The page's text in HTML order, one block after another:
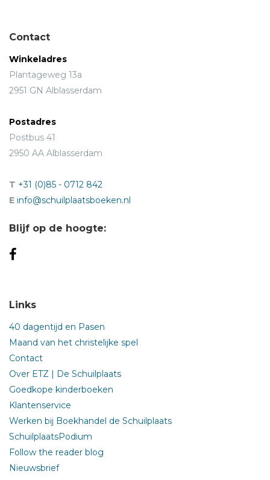
Contact
Winkeladres
Plantageweg 13a
2951 GN Alblasserdam
Postadres
Postbus 41
2950 AA Alblasserdam
T +31 (0)85 - 0712 842
E info@schuilplaatsboeken.nl
Blijf op de hoogte:
Links
40 dagentijd en Pasen
Maand van het christelijke spel
Contact
Over ETZ | De Schuilplaats
Goedkope kinderboeken
Klantenservice
Werken bij Boekhandel de Schuilplaats
SchuilplaatsPodium
Follow the reader blog
Nieuwsbrief